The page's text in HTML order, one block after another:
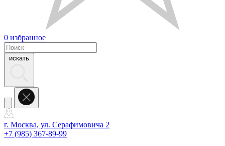
0 избранное
г. Москва, ул. Серафимовича 2
+7 (985) 367-89-99